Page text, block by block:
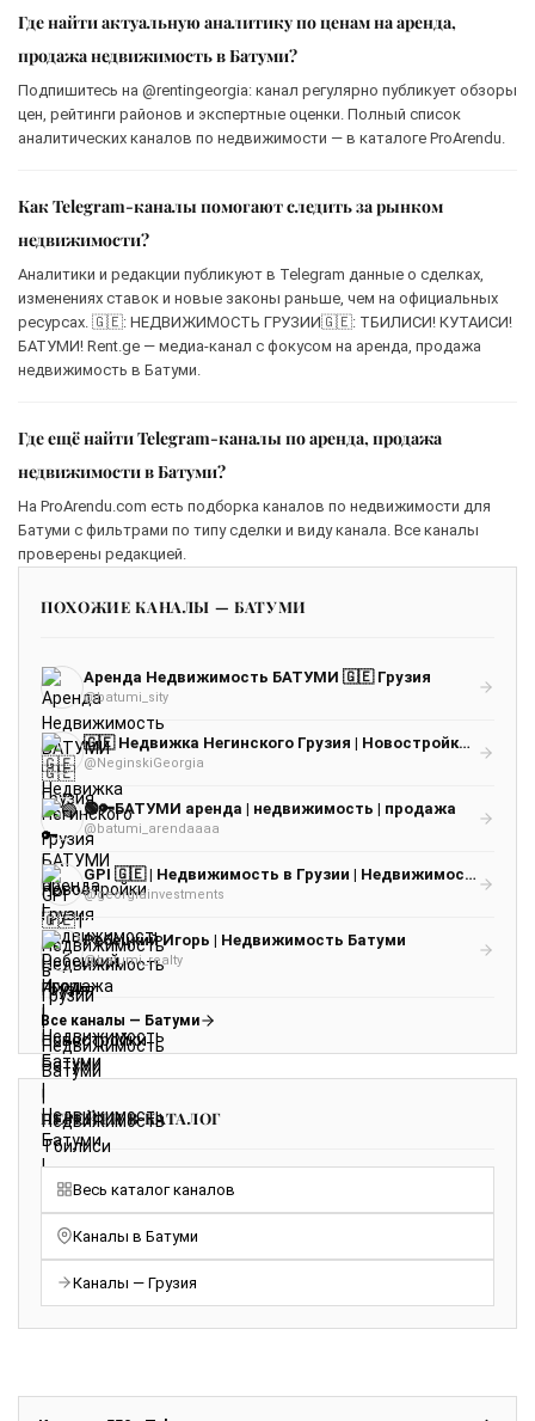
Где найти актуальную аналитику по ценам на аренда,
продажа недвижимость в Батуми?
Подпишитесь на @rentingeorgia: канал регулярно публикует обзоры
цен, рейтинги районов и экспертные оценки. Полный список
аналитических каналов по недвижимости — в каталоге ProArendu.
Как Telegram-каналы помогают следить за рынком
недвижимости?
Аналитики и редакции публикуют в Telegram данные о сделках,
изменениях ставок и новые законы раньше, чем на официальных
ресурсах. 🇬🇪: НЕДВИЖИМОСТЬ ГРУЗИИ🇬🇪: ТБИЛИСИ! КУТАИСИ!
БАТУМИ! Rent.ge — медиа-канал с фокусом на аренда, продажа
недвижимость в Батуми.
Где ещё найти Telegram-каналы по аренда, продажа
недвижимости в Батуми?
На ProArendu.com есть подборка каналов по недвижимости для
Батуми с фильтрами по типу сделки и виду канала. Все каналы
проверены редакцией.
ПОХОЖИЕ КАНАЛЫ — БАТУМИ
Аренда Недвижимость БАТУМИ 🇬🇪 Грузия
@batumi_sity
🇬🇪 Недвижка Негинского Грузия | Новостройки Грузия | Недвижимость Грузия | Новостройки Батуми | Недвижимость Батуми | Аналитик А
@NeginskiGeorgia
🟢🔑БАТУМИ аренда | недвижимость | продажа
@batumi_arendaaaa
GPI 🇬🇪 | Недвижимость в Грузии | Недвижимость Батуми | Недвижимость Тбилиси
@georgiainvestments
Ребецкий Игорь | Недвижимость Батуми
@batumi_realty
Все каналы — Батуми
ПЕРЕЙТИ В КАТАЛОГ
Весь каталог каналов
Каналы в Батуми
Каналы — Грузия